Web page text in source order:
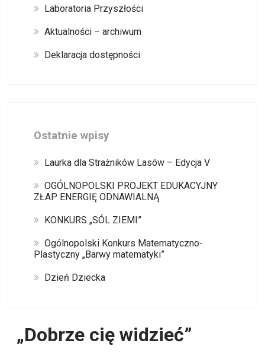
Laboratoria Przyszłości
Aktualności – archiwum
Deklaracja dostępności
Ostatnie wpisy
Laurka dla Strażników Lasów – Edycja V
OGÓLNOPOLSKI PROJEKT EDUKACYJNY
ZŁAP ENERGIĘ ODNAWIALNĄ
KONKURS „SÓL ZIEMI”
Ogólnopolski Konkurs Matematyczno-
Plastyczny „Barwy matematyki”
Dzień Dziecka
„Dobrze cię widzieć”